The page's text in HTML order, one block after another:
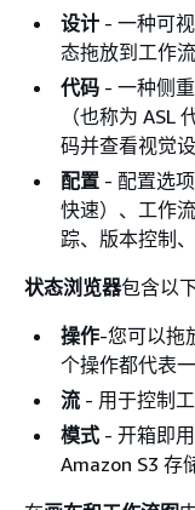
设计 - 一种可
态拖放到工作流
代码 - 一种侧
（也称为 ASL
码并查看视觉
配置 - 配置选
快速）、工作
踪、版本控制
状态浏览器包含以
操作-您可以拖
个操作都代表
流 - 用于控制
模式 - 开箱即
Amazon S3 存